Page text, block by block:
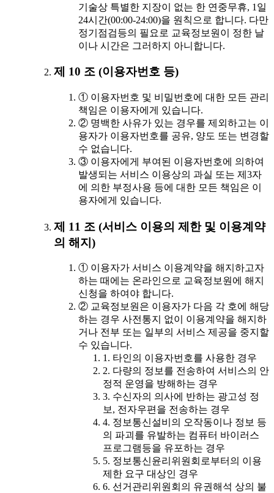
기술상 특별한 지장이 없는 한 연중무휴, 1일
24시간(00:00-24:00)을 원칙으로 합니다. 다만
정기점검등의 필요로 교육정보원이 정한 날
이나 시간은 그러하지 아니합니다.
제 10 조 (이용자번호 등)
① 이용자번호 및 비밀번호에 대한 모든 관리
책임은 이용자에게 있습니다.
② 명백한 사유가 있는 경우를 제외하고는 이
용자가 이용자번호를 공유, 양도 또는 변경할
수 없습니다.
③ 이용자에게 부여된 이용자번호에 의하여
발생되는 서비스 이용상의 과실 또는 제3자
에 의한 부정사용 등에 대한 모든 책임은 이
용자에게 있습니다.
제 11 조 (서비스 이용의 제한 및 이용계약
의 해지)
① 이용자가 서비스 이용계약을 해지하고자
하는 때에는 온라인으로 교육정보원에 해지
신청을 하여야 합니다.
② 교육정보원은 이용자가 다음 각 호에 해당
하는 경우 사전통지 없이 이용계약을 해지하
거나 전부 또는 일부의 서비스 제공을 중지할
수 있습니다.
1. 타인의 이용자번호를 사용한 경우
2. 다량의 정보를 전송하여 서비스의 안
정적 운영을 방해하는 경우
3. 수신자의 의사에 반하는 광고성 정
보, 전자우편을 전송하는 경우
4. 정보통신설비의 오작동이나 정보 등
의 파괴를 유발하는 컴퓨터 바이러스
프로그램등을 유포하는 경우
5. 정보통신윤리위원회로부터의 이용
제한 요구 대상인 경우
6. 선거관리위원회의 유권해석 상의 불